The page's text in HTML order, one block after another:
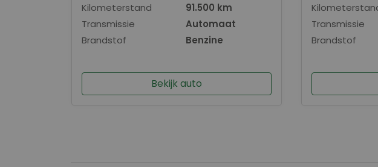
Kilometerstand
91.500 km
Transmissie
Automaat
Brandstof
Benzine
Bekijk auto
Transmissie
Brandstof